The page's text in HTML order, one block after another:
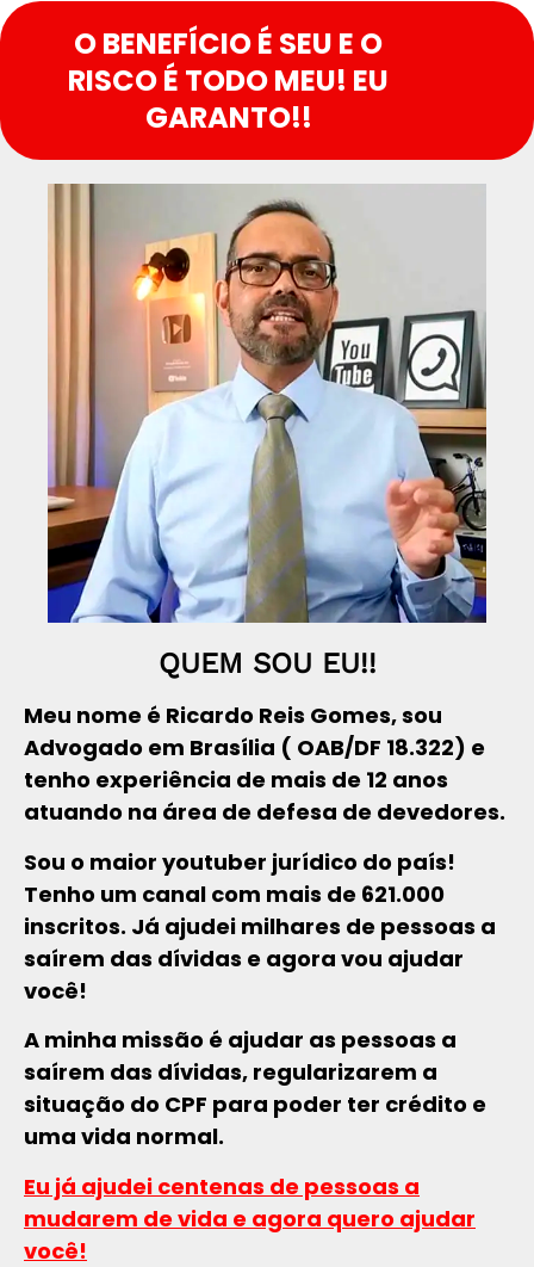
O BENEFÍCIO É SEU E O
RISCO É TODO MEU! EU
GARANTO!!
QUEM SOU EU!!
Meu nome é Ricardo Reis Gomes, sou
Advogado em Brasília ( OAB/DF 18.322) e
tenho experiência de mais de 12 anos
atuando na área de defesa de devedores.
Sou o maior youtuber jurídico do país!
Tenho um canal com mais de 621.000
inscritos. Já ajudei milhares de pessoas a
saírem das dívidas e agora vou ajudar
você!
A minha missão é ajudar as pessoas a
saírem das dívidas, regularizarem a
situação do CPF para poder ter crédito e
uma vida normal.
Eu já ajudei centenas de pessoas a
mudarem de vida e agora quero ajudar
você!